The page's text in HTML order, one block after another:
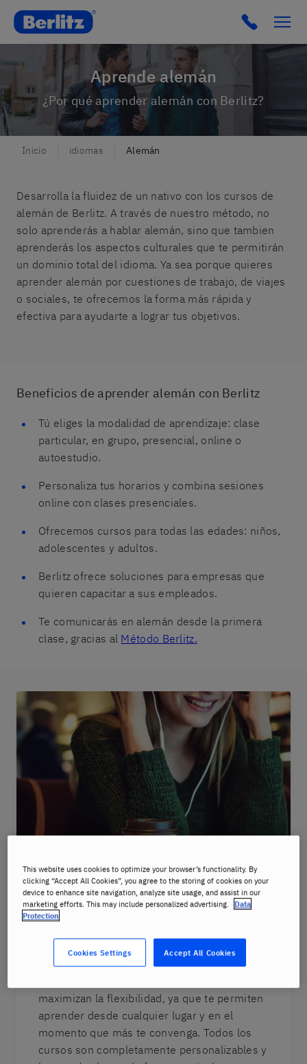
Berlitz Spain Click to
Aprende alemán
¿Por qué aprender alemán con Berlitz?
Inicio idiomas Alemán
Desarrolla la fluidez de un nativo con los cursos de
alemán de Berlitz. A través de nuestro método, no
solo aprenderás a hablar alemán, sino que tambien
aprenderás los aspectos culturales que te permitirán
un dominio total del idioma. Ya sea porque quieres
aprender alemán por cuestiones de trabajo, de viajes
o sociales, te ofrecemos la forma más rápida y
efectiva para ayudarte a lograr tus objetivos.
Beneficios de aprender alemán con Berlitz
Tú eliges la modalidad de aprendizaje: clase
particular, en grupo, presencial, online o
autoestudio.
Personaliza tus horarios y combina sesiones
online con clases presenciales.
Ofrecemos cursos para todas las edades: niños,
adolescentes y adultos.
Berlitz ofrece soluciones para empresas que
quieren capacitar a sus empleados.
Te comunicarás en alemán desde la primera
clase, gracias al Método Berlitz.
Cursos de alemán online
centro de idiomas para hacer tu clase,
nuestras clases de alemán online pueden ser
maximizan la flexibilidad, ya que te permiten
aprender desde cualquier lugar y en el
momento que más te convenga. Todos los
cursos son completamente personalizables y
This website uses cookies to optimize your browser’s functionality. By
clicking “Accept All Cookies”, you agree to the storing of cookies on your
device to enhance site navigation, analyze site usage, and assist in our
marketing efforts. This may include personalized advertising. Data
Protection
Accept All Cookies
Cookies Settings